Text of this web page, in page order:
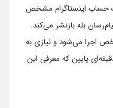
حساب اینستاگرام مشخص
بله بازنشر می‌کند.
اجرا می‌شود و نیازی به
دستی ندارد. پیش از هر کاری فیلم ۴ دقیقه‌ای پایین که معرفی این